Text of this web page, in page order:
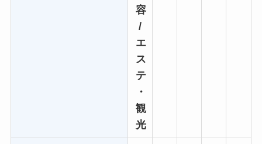
容
/
エ
ス
テ
・
観
光